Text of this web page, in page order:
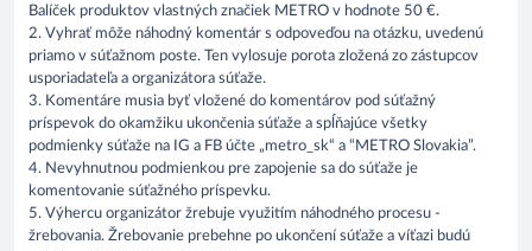
Balíček produktov vlastných značiek METRO v hodnote 50 €.
2. Vyhrať môže náhodný komentár s odpoveďou na otázku, uvedenú
priamo v súťažnom poste. Ten vylosuje porota zložená zo zástupcov
usporiadateľa a organizátora súťaže.
3. Komentáre musia byť vložené do komentárov pod súťažný
príspevok do okamžiku ukončenia súťaže a spĺňajúce všetky
podmienky súťaže na IG a FB účte „metro_sk“ a “METRO Slovakia”.
4. Nevyhnutnou podmienkou pre zapojenie sa do súťaže je
komentovanie súťažného príspevku.
5. Výhercu organizátor žrebuje využitím náhodného procesu -
žrebovania. Žrebovanie prebehne po ukončení súťaže a víťazi budú